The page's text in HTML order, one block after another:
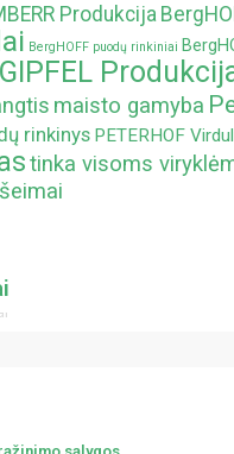
Produkcija
BergHOFF puodų rinkiniai
GIPFEL
maisto gamyba
rinkinys PETERHOF
tinka visoms